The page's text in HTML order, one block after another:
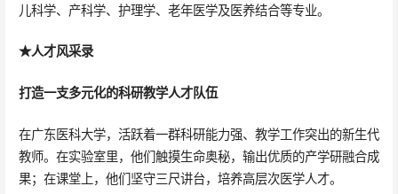
儿科学、产科学、护理学、老年医学及医养结合等专业。
★人才风采录
打造一支多元化的科研教学人才队伍
在广东医科大学，活跃着一群科研能力强、教学工作突出的新生代
教师。在实验室里，他们触摸生命奥秘，输出优质的产学研融合成
果；在课堂上，他们坚守三尺讲台，培养高层次医学人才。